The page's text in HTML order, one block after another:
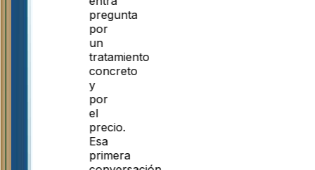
pregunta
por
un
tratamiento
concreto
y
por
el
precio.
Esa
primera